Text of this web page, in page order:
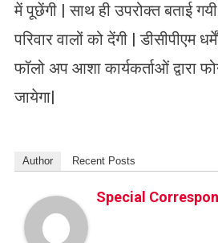
में पूछेंगी | साथ ही उपरोक्त बताई
परिवार वालों को देंगी | डीसीपीएम
फॉलो अप आशा कार्यकर्ताओं द्वारा
जायेगा|
Author Recent Posts
Special